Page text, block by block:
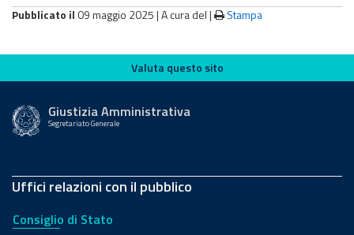
Pubblicato il 09 maggio 2025 |A cura del| Stampa
Valuta questo sito
Valuta questo sito
Giustizia Amministrativa
Segretariato Generale
Uffici relazioni con il pubblico
Consiglio di Stato